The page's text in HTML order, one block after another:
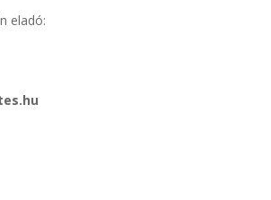
eladó: